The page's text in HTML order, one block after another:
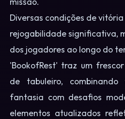
Diversas condições de
rejogabilidade significativa,
dos jogadores ao longo do
'BookofRest' traz um
de tabuleiro,
fantasia com desafios
elementos atualizados